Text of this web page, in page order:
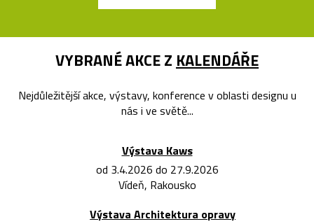
VYBRANÉ AKCE Z KALENDÁŘE
Nejdůležitější akce, výstavy, konference v oblasti designu u
nás i ve světě...
Výstava Kaws
od 3.4.2026 do 27.9.2026
Vídeň, Rakousko
Výstava Architektura opravy